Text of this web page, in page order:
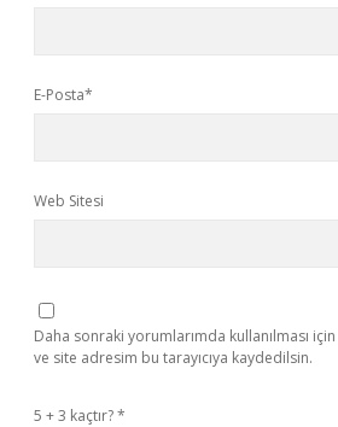
E-Posta*
Web Sitesi
Daha sonraki yorumlarımda kullanılması
ve site adresim bu tarayıcıya kaydedilsin.
5 + 3 kaçtır?*